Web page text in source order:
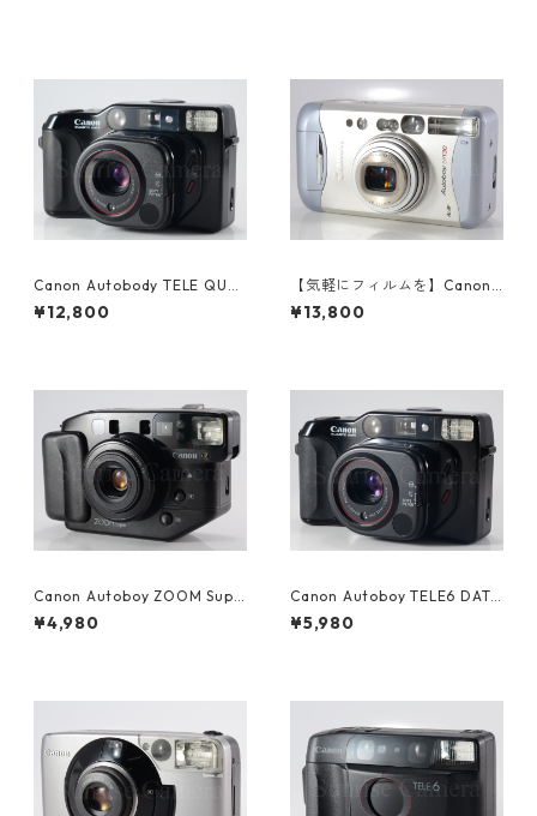
Canon Autobody TELE QUA
RTZ DATE オートボーイ キヤ
ノン (60995)
¥12,800
【気軽にフィルムを】Canon
Autoboy N130 フィルムコン
パクトカメラ キヤノン (6114
¥13,800
Canon Autoboy ZOOM Supe
r コンパクトフィルムカメラ
キヤノン (60401)
¥4,980
Canon Autoboy TELE6 DATE
フィルムコンパクトカメラ（6
0404）
¥5,980